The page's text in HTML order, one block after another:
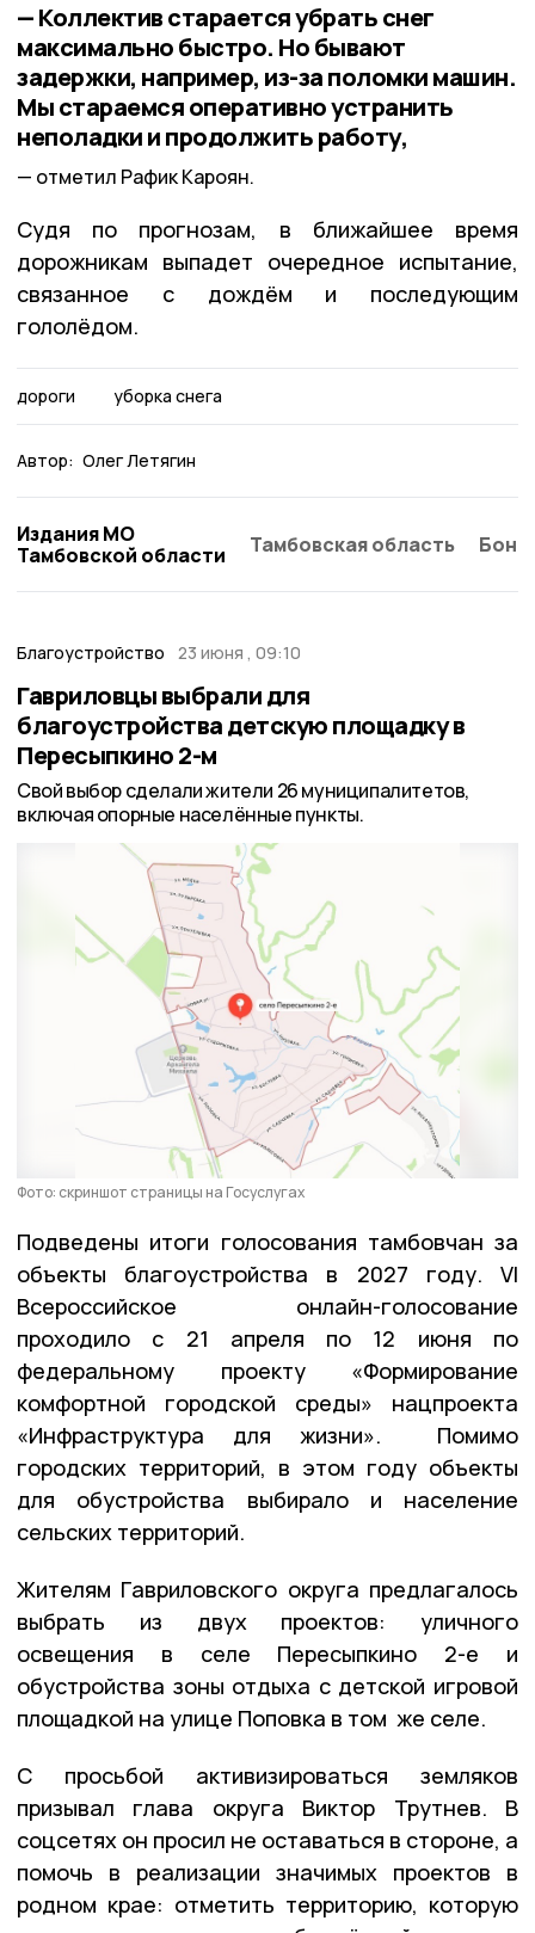
— Коллектив старается убрать снег
максимально быстро. Но бывают
задержки, например, из-за поломки машин.
Мы стараемся оперативно устранить
неполадки и продолжить работу,
отметил Рафик Кароян.
Судя по прогнозам, в ближайшее время
дорожникам выпадет очередное испытание,
связанное с дождём и последующим
гололёдом.
дороги уборка снега
Автор: Олег Летягин
Издания МО
Тамбовской области
Тамбовская область
Благоустройство 23 июня , 09:10
Гавриловцы выбрали для
благоустройства детскую площадку в
Пересыпкино 2-м
Свой выбор сделали жители 26 муниципалитетов,
включая опорные населённые пункты.
Фото: скриншот страницы на Госуслугах
Подведены итоги голосования тамбовчан за
объекты благоустройства в 2027 году. VI
Всероссийское онлайн-голосование
проходило с 21 апреля по 12 июня по
федеральному проекту «Формирование
комфортной городской среды» нацпроекта
«Инфраструктура для жизни». Помимо
городских территорий, в этом году объекты
для обустройства выбирало и население
сельских территорий.
Жителям Гавриловского округа предлагалось
выбрать из двух проектов: уличного
освещения в селе Пересыпкино 2-е и
обустройства зоны отдыха с детской игровой
площадкой на улице Поповка в том же селе.
С просьбой активизироваться земляков
призывал глава округа Виктор Трутнев. В
соцсетях он просил не оставаться в стороне, а
помочь в реализации значимых проектов в
родном крае: отметить территорию, которую